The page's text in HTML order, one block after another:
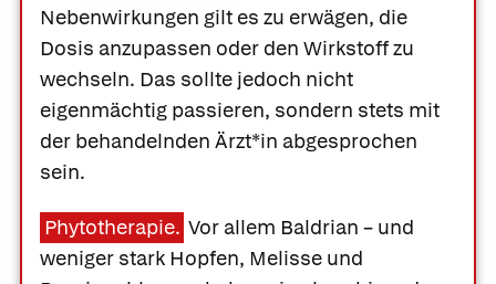
Nebenwirkungen gilt es zu erwägen, die
Dosis anzupassen oder den Wirkstoff zu
wechseln. Das sollte jedoch nicht
eigenmächtig passieren, sondern stets mit
der behandelnden Ärzt*in abgesprochen
sein.
Phytotherapie. Vor allem Baldrian – und
weniger stark Hopfen, Melisse und